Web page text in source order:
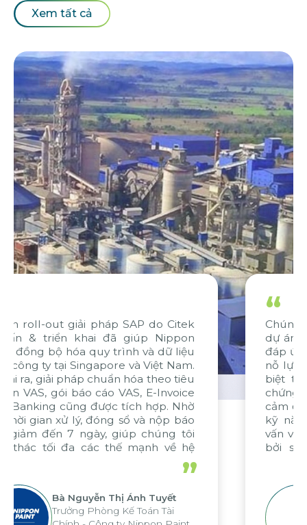
Xem tất cả
Chúng tôi rất hài lòng với tiến độ của
dự án và có niềm tin mạnh mẽ về việc
đáp ứng các tiêu chuẩn chất lượng. Sự
nỗ lực phối hợp của toàn đội ngũ, đặc
biệt từ WBG và Citek - là một minh
chứng tiêu biểu. Chúng tôi xin gửi lời
cảm ơn chân thành đến Citek vì những
kỹ năng xuất sắc trong quá trình tư
vấn và triển khai dự án, được thúc đẩy
bởi sự cống hiến bền bỉ và không
ngừng nghỉ. Trong tương lai, chúng tôi
hy vọng sẽ duy trì mối quan hệ hợp tác
sắp tới.
Ông Aung Myint Oo